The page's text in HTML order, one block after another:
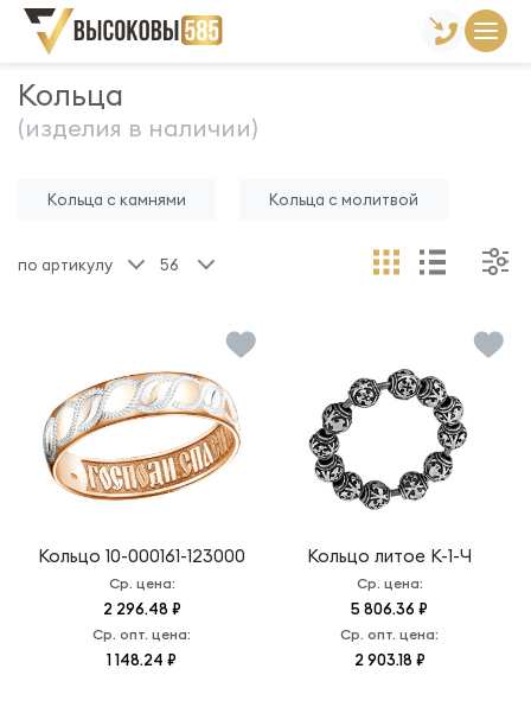
Главная Склад готовой продукции
Кольца
(изделия в наличии)
Кольца с камнями Кольца с молитвой
по артикулу 56
Кольцо 10-000161-123000
Ср. цена:
2 296.48 ₽
Ср. опт. цена:
1 148.24 ₽
Кольцо литое К-1-Ч
Ср. цена:
5 806.36 ₽
Ср. опт. цена:
2 903.18 ₽